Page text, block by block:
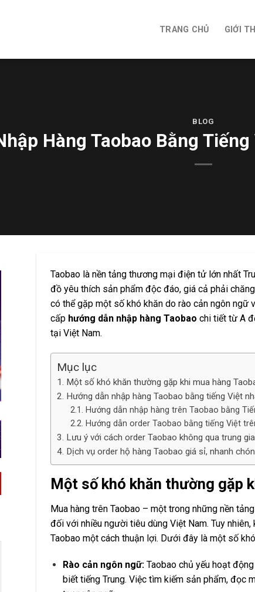
TRANG CHỦ GIỚI
BLOG
Hàng Taobao Bằng
Taobao là nền tảng thương mại điện tử lớn nhất
đồ yêu thích sản phẩm độc đáo, giá cả phải
có thể gặp một số khó khăn do rào cản ngôn ngữ
cấp hướng dẫn nhập hàng Taobao chi tiết từ A
tại Việt Nam.
Mục lục
Một số khó khăn thường gặp khi mua hàng
Hướng dẫn nhập hàng Taobao bằng tiếng Việt
Hướng dẫn nhập hàng trên Taobao​ bằng
Hướng dẫn order Taobao bằng tiếng Việt
Lưu ý với cách order Taobao không qua trung
Dịch vụ order hộ hàng Taobao giá sỉ, nhanh
Một số khó khăn thường gặp
Mua hàng trên Taobao – một trong những nền
đối với nhiều người tiêu dùng Việt Nam. Tuy
Taobao một cách thuận lợi. Dưới đây là một số
Rào cản ngôn ngữ:Taobao chủ yếu hoạt
biết tiếng Trung. Việc tìm kiếm sản phẩm, đọc